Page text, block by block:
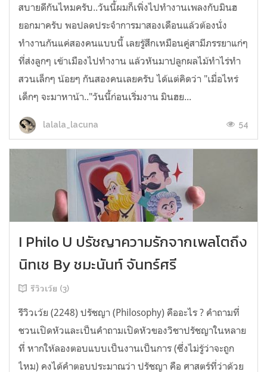
สบายดีกันไหมครับ..วันนี้ผมก็เพิ่งไปทำงานเพลงกับมินฮ
ยอกมาครับ พอปลดประจำการมาสองเดือนแล้วต้องนั่ง
ทำงานกันแค่สองคนแบบนี้ เลยรู้สึกเหมือนคู่สามีภรรยาแก่ๆ
ที่ส่งลูกๆ เข้าเมืองไปทำงาน แล้วหันมาปลูกผลไม้ทำไร่ทำ
สวนเล็กๆ น้อยๆ กันสองคนเลยครับ ได้แต่คิดว่า "เมื่อไหร่
เด็กๆ จะมาหาน้า.."วันนี้ก่อนเริ่มงาน มินฮย...
lalala_lacuna 54
I Philo U ปรัชญาความรักจากเพลโตถึง
นิทเช By ชมะนันท์ จันทร์ศรี
รีวิวเว้ย (3)
รีวิวเว้ย (2248) ปรัชญา (Philosophy) คืออะไร ? คำถามที่
ชวนเปิดหัวและเป็นคำถามเปิดหัวของวิชาปรัชญาในหลาย
ที่ หากให้ลองตอบแบบเป็นงานเป็นการ (ซึ่งไม่รู้ว่าจะถูก
ไหม) คงได้คำตอบประมาณว่า ปรัชญา คือ ศาสตร์ที่ว่าด้วย